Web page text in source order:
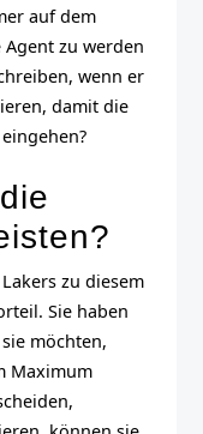
auf dem
Agent zu werden
wenn er
damit die
zu diesem
Sie haben
möchten,
Maximum